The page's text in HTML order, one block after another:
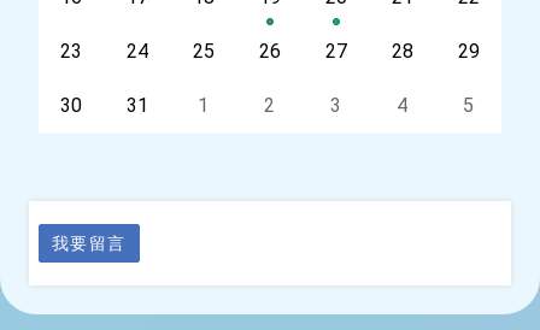
今天
23 今天
24 今天
25 今天
26 今天
27 今天
28 今天
29
今天
30 今天
31 今天
1 今天
2 今天
3 今天
4 今天
5
我要留言